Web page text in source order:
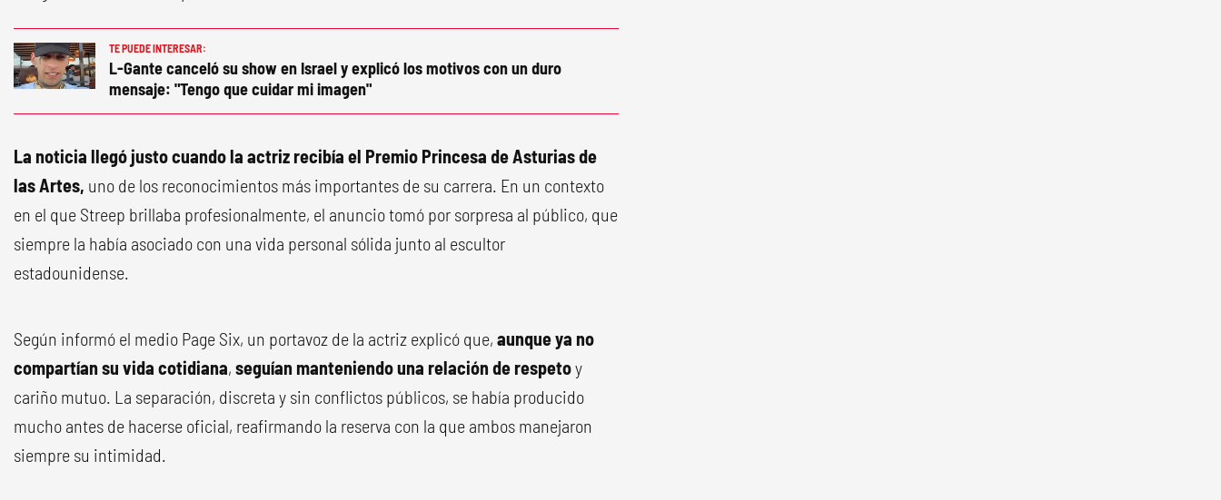
TE PUEDE INTERESAR:
L-Gante canceló su show en Israel y explicó los motivos con un duro
mensaje: "Tengo que cuidar mi imagen"
La noticia llegó justo cuando la actriz recibía el Premio Princesa de Asturias de
las Artes, uno de los reconocimientos más importantes de su carrera. En un contexto
en el que Streep brillaba profesionalmente, el anuncio tomó por sorpresa al público, que
siempre la había asociado con una vida personal sólida junto al escultor
estadounidense.
Según informó el medio Page Six, un portavoz de la actriz explicó que, aunque ya no
compartían su vida cotidiana, seguían manteniendo una relación de respetoy
cariño mutuo. La separación, discreta y sin conflictos públicos, se había producido
mucho antes de hacerse oficial, reafirmando la reserva con la que ambos manejaron
siempre su intimidad.